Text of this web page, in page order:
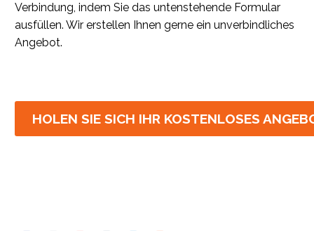
Verbindung, indem Sie das untenstehende Formular
ausfüllen. Wir erstellen Ihnen gerne ein unverbindliches
Angebot.
HOLEN SIE SICH IHR KOSTENLOSES